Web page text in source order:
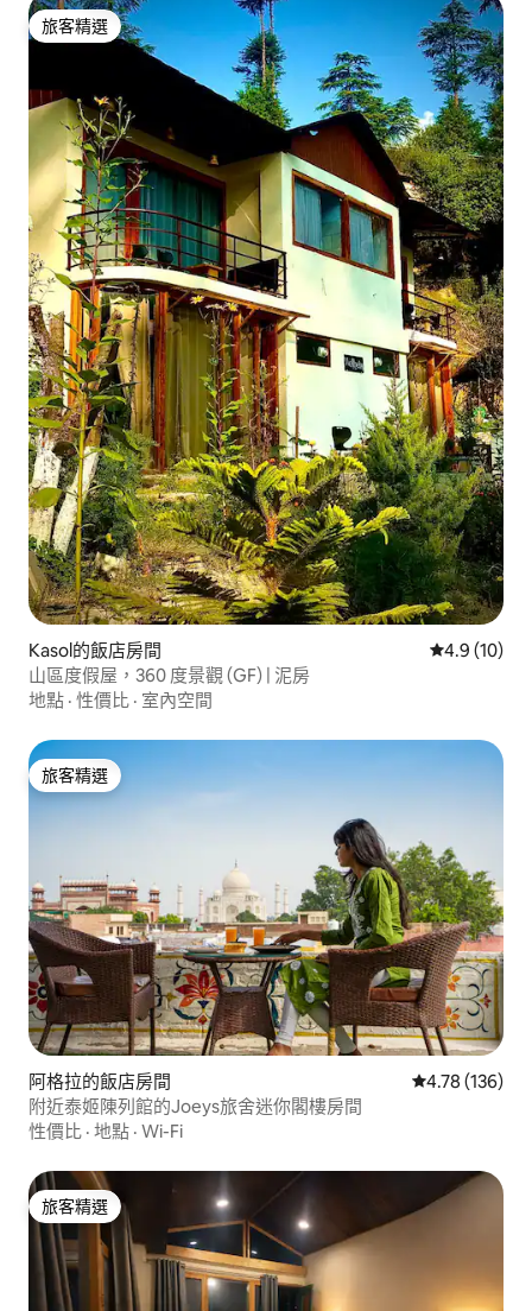
旅客精選
旅客精選
Kasol的飯店房間 從 10 則評
4.9 (10)
山區度假屋，360 度景觀 (GF) | 泥房
地點 · 性價比 · 室內空間
旅客精選
旅客精選
阿格拉的飯店房間 從 136 則評價
4.78 (136)
附近泰姬陳列館的Joeys旅舍迷你閣樓房間
性價比 · 地點 · Wi-Fi
旅客精選
旅客精選